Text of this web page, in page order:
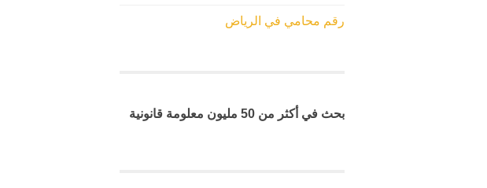
رقم محامي في الرياض
بحث في أكثر من 50 مليون معلومة قانونية